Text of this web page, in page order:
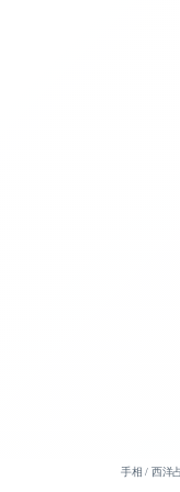
手相 / 西洋